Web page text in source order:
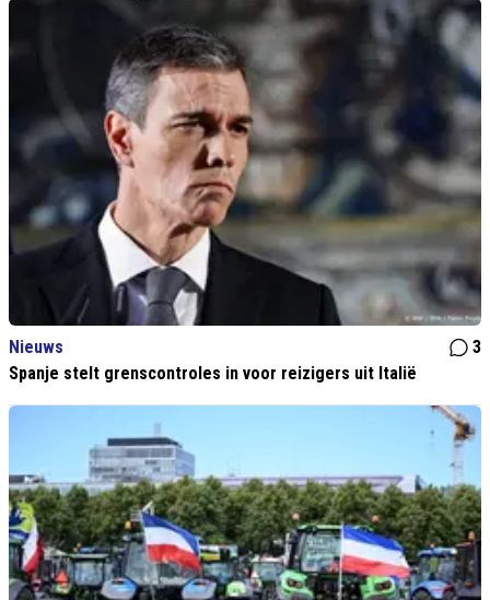
Nieuws
3
Spanje stelt grenscontroles in voor reizigers uit Italië